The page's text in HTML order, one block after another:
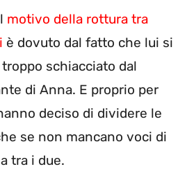
motivo della rottura tra
è dovuto dal fatto che lui si
schiacciato dal
di Anna. E proprio per
deciso di dividere le
se non mancano voci di
tra i due.